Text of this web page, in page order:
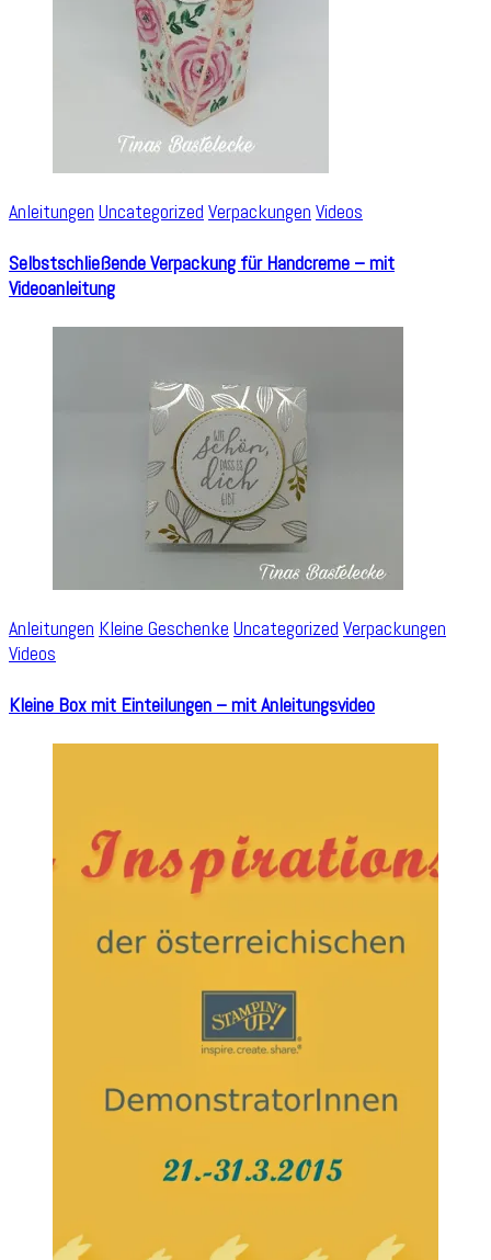
Anleitungen Uncategorized Verpackungen Videos
Selbstschließende Verpackung für Handcreme – mit
Videoanleitung
Anleitungen Kleine Geschenke Uncategorized Verpackungen
Videos
Kleine Box mit Einteilungen – mit Anleitungsvideo